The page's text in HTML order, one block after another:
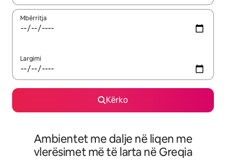
Mbërritja
Largimi
Kërko
Ambientet me dalje në liqen me
vlerësimet më të larta në Greqia